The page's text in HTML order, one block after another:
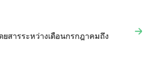
ยสารระหว่างเดือนกรกฎาคมถึง